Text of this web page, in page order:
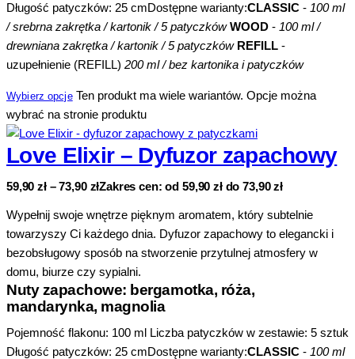
Długość patyczków: 25 cmDostępne warianty:CLASSIC - 100 ml
/ srebrna zakrętka / kartonik / 5 patyczków WOOD - 100 ml /
drewniana zakrętka / kartonik / 5 patyczków REFILL -
uzupełnienie (REFILL) 200 ml / bez kartonika i patyczków
Wybierz opcje Ten produkt ma wiele wariantów. Opcje można
wybrać na stronie produktu
Love Elixir – Dyfuzor zapachowy
59,90zł – 73,90 złZakres cen: od 59,90 zł do 73,90 zł
Wypełnij swoje wnętrze pięknym aromatem, który subtelnie
towarzyszy Ci każdego dnia. Dyfuzor zapachowy to elegancki i
bezobsługowy sposób na stworzenie przytulnej atmosfery w
domu, biurze czy sypialni.
Nuty zapachowe: bergamotka, róża,
mandarynka, magnolia
Pojemność flakonu: 100 ml Liczba patyczków w zestawie: 5 sztuk
Długość patyczków: 25 cmDostępne warianty:CLASSIC - 100 ml